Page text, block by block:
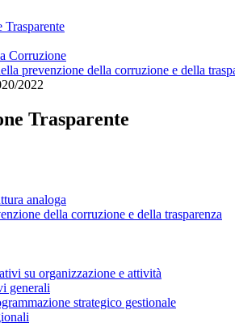
Corruzione
prevenzione della corruzione e della
2022
Trasparente
analoga
della corruzione e della trasparenza
su organizzazione e attività
generali
strategico gestionale